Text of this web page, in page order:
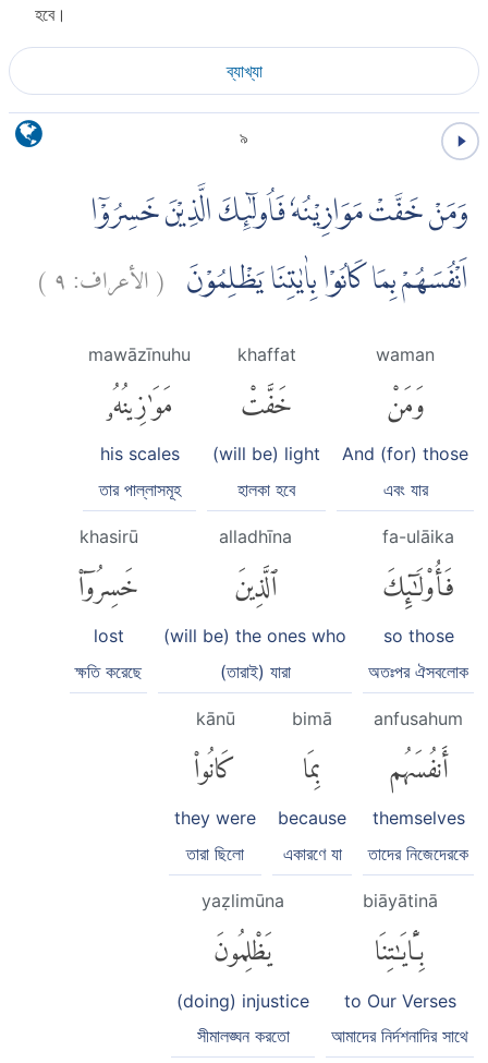
হবে।
ব্যাখ্যা
৯
وَمَنْ خَفَّتْ مَوَازِيْنُهٗ فَاُولٰۤىِٕكَ الَّذِيْنَ خَسِرُوْٓا
اَنْفُسَهُمْ بِمَا كَانُوْا بِاٰيٰتِنَا يَظْلِمُوْنَ (الأعراف:٩)
waman
وَمَنْ
And (for) those
এবং যার
khaffat
خَفَّتْ
(will be) light
হালকা হবে
mawāzīnuhu
مَوَٰزِينُهُۥ
his scales
তার পাল্লাসমূহ
fa-ulāika
فَأُو۟لَٰٓئِكَ
so those
অতঃপর ঐসবলোক
alladhīna
ٱلَّذِينَ
(will be) the ones who
(তারাই) যারা
khasirū
خَسِرُوٓا۟
lost
ক্ষতি করেছে
anfusahum
أَنفُسَهُم
themselves
তাদের নিজেদেরকে
bimā
بِمَا
because
একারণে যা
kānū
كَانُوا۟
they were
তারা ছিলো
biāyātinā
بِـَٔايَٰتِنَا
to Our Verses
আমাদের নির্দশনাদির সাথে
yaẓlimūna
يَظْلِمُونَ
(doing) injustice
সীমালঙ্ঘন করতো